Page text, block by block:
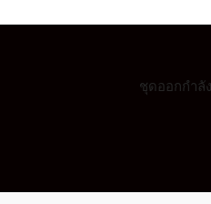
ชุดออกกำลั